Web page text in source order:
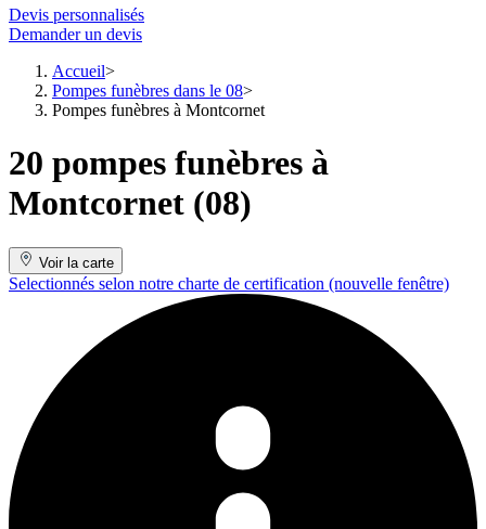
Devis personnalisés
Demander un devis
Accueil
Pompes funèbres dans le 08
Pompes funèbres à Montcornet
20 pompes funèbres à
Montcornet (08)
Voir la carte
Selectionnés selon notre charte de certification (nouvelle fenêtre)